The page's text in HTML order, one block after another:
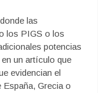
las
los PIGS o los
potencias
un artículo que
evidencian el
Grecia o